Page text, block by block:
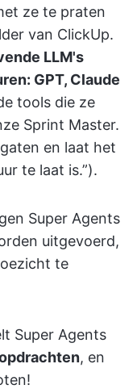
ze te praten
van ClickUp.
LLM's
GPT, Claude
tools die ze
Sprint Master.
en laat het
te laat is.”).
Super Agents
uitgevoerd,
te
Super Agents
, en